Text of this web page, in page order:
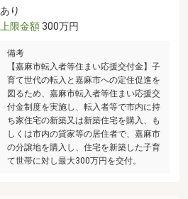
あり
上限金額300万円
備考
【嘉麻市転入者等住まい応援交付金】子
育て世代の転入と嘉麻市への定住促進を
図るため、嘉麻市転入者等住まい応援交
付金制度を実施し、転入者等で市内に持
ち家住宅の新築又は新築住宅を購入、も
しくは市内の貸家等の居住者で、嘉麻市
の分譲地を購入し、住宅を新築した子育
て世帯に対し最大300万円を交付。